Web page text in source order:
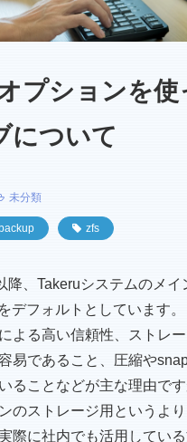
お問い合わせ
プションを使
について
未分類
backup zfs
降、Takeruシステムのメイ
デフォルトとしています。
よる高い信頼性、ストレ
易であること、圧縮や
ることなどが主な理由で
のストレージ用というよ
際に社内でも活用してい